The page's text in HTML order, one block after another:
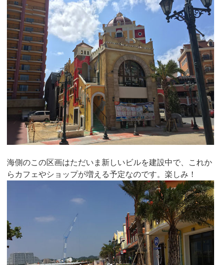
海側のこの区画はただいま新しいビルを建設中で、これか
らカフェやショップが増える予定なのです。楽しみ！